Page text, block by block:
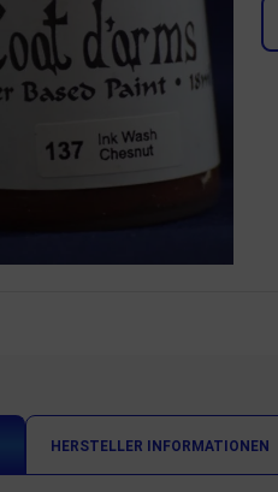
HERSTELLER INFORMATIONEN